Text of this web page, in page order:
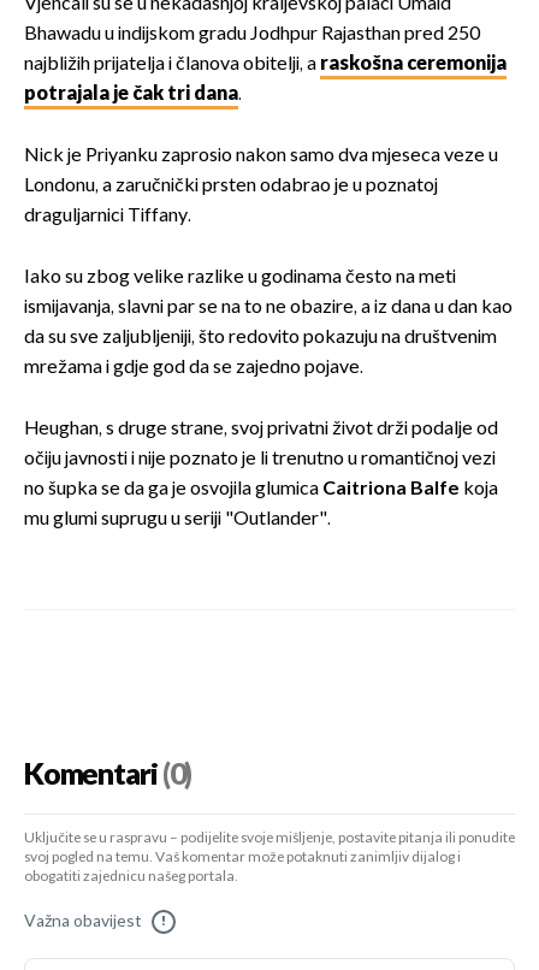
Bhawadu u indijskom gradu Jodhpur Rajasthan pred 250
najbližih prijatelja i članova obitelji, a raskošna ceremonija
potrajala je čak tri dana.
Nick je Priyanku zaprosio nakon samo dva mjeseca veze u
Londonu, a zaručnički prsten odabrao je u poznatoj
draguljarnici Tiffany.
Iako su zbog velike razlike u godinama često na meti
ismijavanja, slavni par se na to ne obazire, a iz dana u dan kao
da su sve zaljubljeniji, što redovito pokazuju na društvenim
mrežama i gdje god da se zajedno pojave.
Heughan, s druge strane, svoj privatni život drži podalje od
očiju javnosti i nije poznato je li trenutno u romantičnoj vezi
no šupka se da ga je osvojila glumica Caitriona Balfe koja
mu glumi suprugu u seriji "Outlander".
Komentari(0)
Uključite se u raspravu – podijelite svoje mišljenje, postavite pitanja ili ponudite
svoj pogled na temu. Vaš komentar može potaknuti zanimljiv dijalog i
obogatiti zajednicu našeg portala.
Važna obavijest !